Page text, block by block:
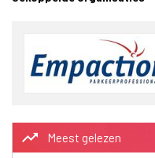
trending_up Meest gelezen